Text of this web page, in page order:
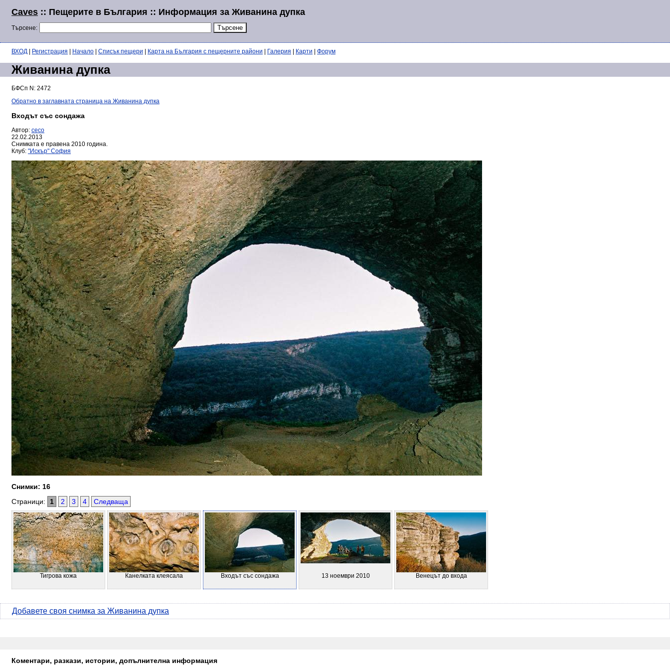
Caves :: Пещерите в България :: Информация за Живанина дупка
Търсене:
ВХОД Регистрация Начало Списък пещери Карта на България с пещерните райони Галерия Карти Форум
Живанина дупка
БФСп N: 2472
Обратно в заглавната страница на Живанина дупка
Входът със сондажа
Автор: ceco
22.02.2013
Снимката е правена 2010 година.
Клуб: "Искър" София
Снимки: 16
Страници:
1 2 3 4 Следваща
Тигрова кожа Канелката клеясала Входът със сондажа 13 ноември 2010 Венецът до входа
Добавете своя снимка за Живанина дупка
Коментари, разкази, истории, допълнителна информация